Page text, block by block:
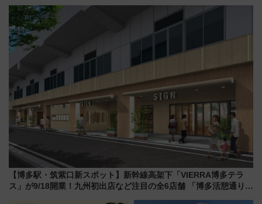
由と交通アクセス術、ライブ会
場に何を求める？
の絶景＆限定グルメを網羅！煩
雑な手続きも不要でお手軽に楽
しめるプランが登場
【博多駅・筑紫口新スポット】新幹線高架下「VIERRA博多テラ
ス」が9/18開業！九州初出店など注目の全6店舗 「博多活憩通り」